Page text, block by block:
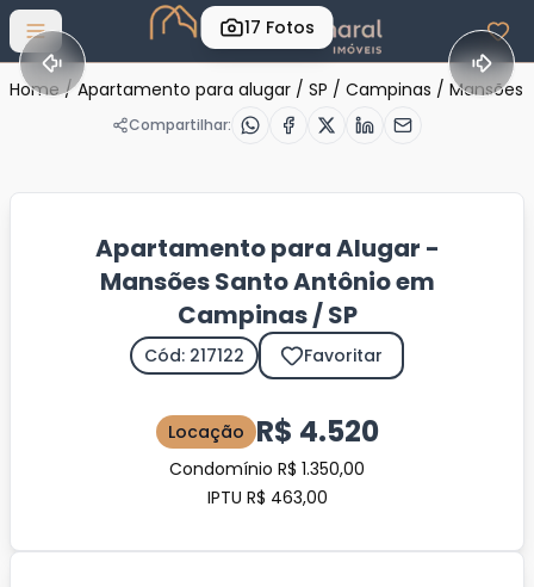
Abrir menu
17 Fotos
Home / Apartamento para alugar / SP / Campinas / Mansões
Compartilhar:
Apartamento para Alugar -
Mansões Santo Antônio em
Campinas / SP
Cód: 217122 Favoritar
Locação R$ 4.520
Condomínio R$ 1.350,00
IPTU R$ 463,00